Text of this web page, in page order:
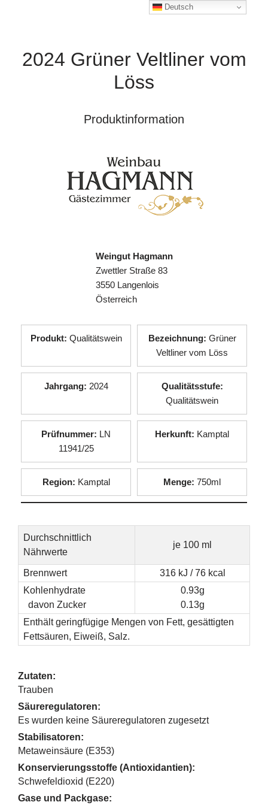
2024 Grüner Veltliner vom
Löss
Produktinformation
Weingut Hagmann
Zwettler Straße 83
3550 Langenlois
Österreich
Produkt: Qualitätswein Bezeichnung: Grüner
Veltliner vom Löss
Jahrgang: 2024
Qualitätsstufe:
Qualitätswein
Prüfnummer: LN
11941/25
Herkunft: Kamptal
Region: Kamptal Menge: 750ml
Durchschnittlich
Nährwerte
je 100 ml
Brennwert
316 kJ / 76 kcal
Kohlenhydrate
davon Zucker
0.93g
0.13g
Enthält geringfügige Mengen von Fett, gesättigten
Fettsäuren, Eiweiß, Salz.
Zutaten:
Trauben
Säureregulatoren:
Es wurden keine Säureregulatoren zugesetzt
Stabilisatoren:
Metaweinsäure (E353)
Konservierungsstoffe (Antioxidantien):
Schwefeldioxid (E220)
Gase und Packgase:
Deutsch